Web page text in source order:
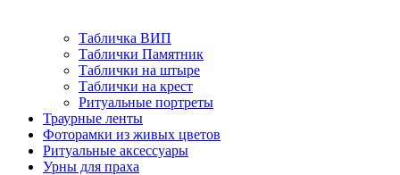
Табличка ВИП
Таблички Памятник
Таблички на штыре
Таблички на крест
Ритуальные портреты
Траурные ленты
Фоторамки из живых цветов
Ритуальные аксессуары
Урны для праха